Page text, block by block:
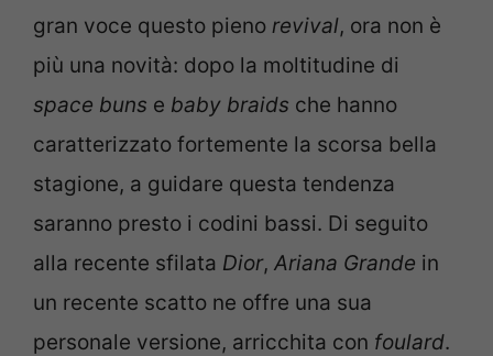
gran voce questo pieno revival, ora non è
più una novità: dopo la moltitudine di
space buns e baby braids che hanno
caratterizzato fortemente la scorsa bella
stagione, a guidare questa tendenza
saranno presto i codini bassi. Di seguito
alla recente sfilata Dior, Ariana Grande in
un recente scatto ne offre una sua
personale versione, arricchita con foulard.